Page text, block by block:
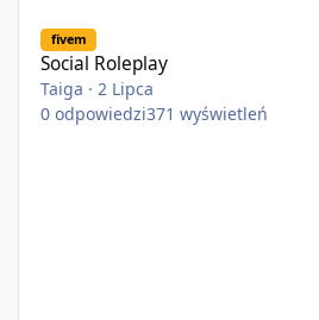
fivem
Social Roleplay
Taiga · 2 Lipca
0 odpowiedzi371 wyświetleń